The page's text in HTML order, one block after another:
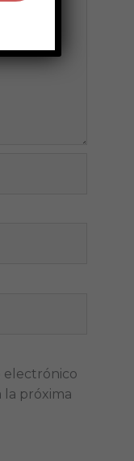
electrónico
la próxima